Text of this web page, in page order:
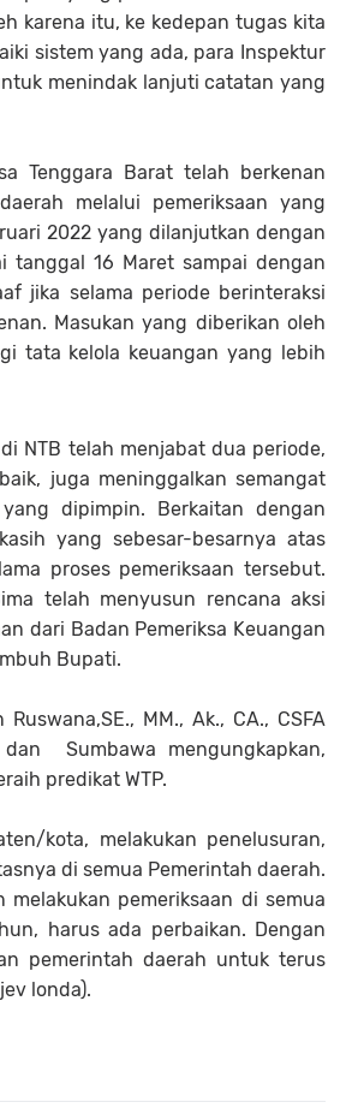
karena itu, ke kedepan tugas kita
sistem yang ada, para Inspektur
menindak lanjuti catatan yang
Tenggara Barat telah berkenan
melalui pemeriksaan yang
2022 yang dilanjutkan dengan
tanggal 16 Maret sampai dengan
jika selama periode berinteraksi
Masukan yang diberikan oleh
tata kelola keuangan yang lebih
NTB telah menjabat dua periode,
juga meninggalkan semangat
dipimpin. Berkaitan dengan
yang sebesar-besarnya atas
proses pemeriksaan tersebut.
telah menyusun rencana aksi
dari Badan Pemeriksa Keuangan
Bupati.
MM., Ak., CA., CSFA
Sumbawa mengungkapkan,
predikat WTP.
kota, melakukan penelusuran,
di semua Pemerintah daerah.
pemeriksaan di semua
harus ada perbaikan. Dengan
pemerintah daerah untuk terus
londa).